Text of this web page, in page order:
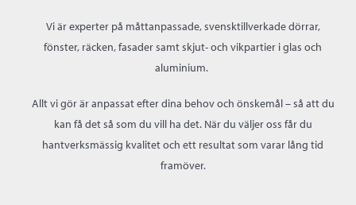
Vi är experter på måttanpassade, svensktillverkade dörrar,
fönster, räcken, fasader samt skjut- och vikpartier i glas och
aluminium.
Allt vi gör är anpassat efter dina behov och önskemål – så att du
kan få det så som du vill ha det. När du väljer oss får du
hantverksmässig kvalitet och ett resultat som varar lång tid
framöver.